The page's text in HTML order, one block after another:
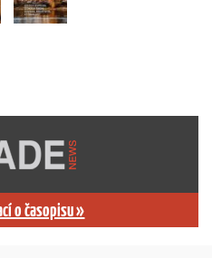
o časopisu »